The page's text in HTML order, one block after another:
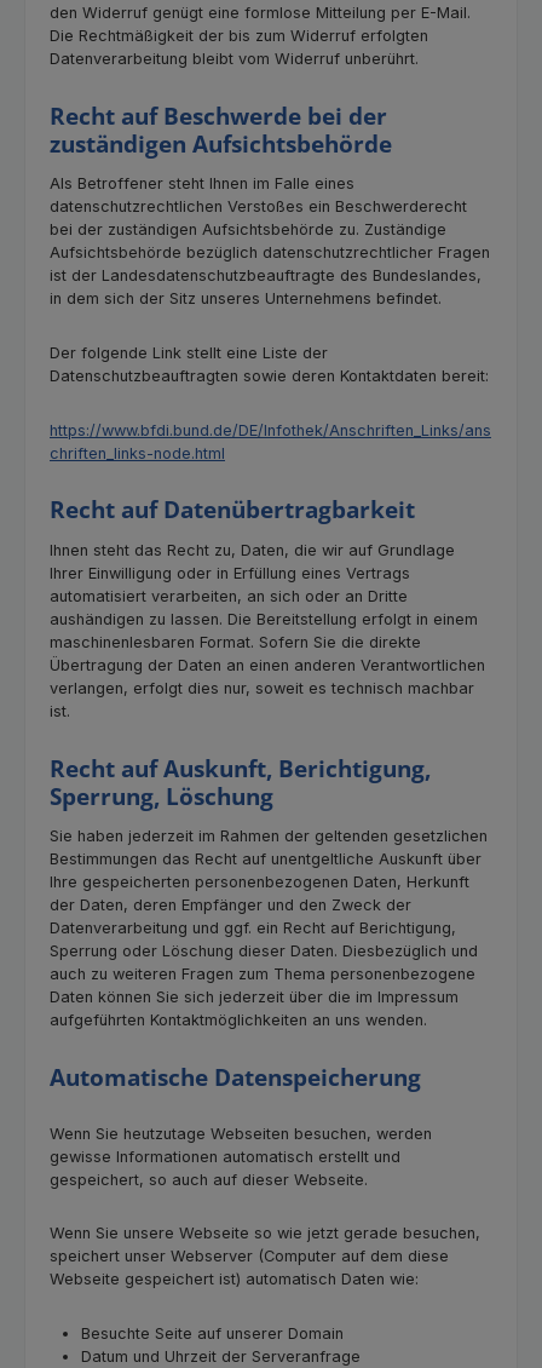
den Widerruf genügt eine formlose Mitteilung per E-Mail.
Die Rechtmäßigkeit der bis zum Widerruf erfolgten
Datenverarbeitung bleibt vom Widerruf unberührt.
Recht auf Beschwerde bei der
zuständigen Aufsichtsbehörde
Als Betroffener steht Ihnen im Falle eines
datenschutzrechtlichen Verstoßes ein Beschwerderecht
bei der zuständigen Aufsichtsbehörde zu. Zuständige
Aufsichtsbehörde bezüglich datenschutzrechtlicher Fragen
ist der Landesdatenschutzbeauftragte des Bundeslandes,
in dem sich der Sitz unseres Unternehmens befindet.
Der folgende Link stellt eine Liste der
Datenschutzbeauftragten sowie deren Kontaktdaten bereit:
https://www.bfdi.bund.de/DE/Infothek/Anschriften_Links/ans
chriften_links-node.html
Recht auf Datenübertragbarkeit
Ihnen steht das Recht zu, Daten, die wir auf Grundlage
Ihrer Einwilligung oder in Erfüllung eines Vertrags
automatisiert verarbeiten, an sich oder an Dritte
aushändigen zu lassen. Die Bereitstellung erfolgt in einem
maschinenlesbaren Format. Sofern Sie die direkte
Übertragung der Daten an einen anderen Verantwortlichen
verlangen, erfolgt dies nur, soweit es technisch machbar
ist.
Recht auf Auskunft, Berichtigung,
Sperrung, Löschung
Sie haben jederzeit im Rahmen der geltenden gesetzlichen
Bestimmungen das Recht auf unentgeltliche Auskunft über
Ihre gespeicherten personenbezogenen Daten, Herkunft
der Daten, deren Empfänger und den Zweck der
Datenverarbeitung und ggf. ein Recht auf Berichtigung,
Sperrung oder Löschung dieser Daten. Diesbezüglich und
auch zu weiteren Fragen zum Thema personenbezogene
Daten können Sie sich jederzeit über die im Impressum
aufgeführten Kontaktmöglichkeiten an uns wenden.
Automatische Datenspeicherung
Wenn Sie heutzutage Webseiten besuchen, werden
gewisse Informationen automatisch erstellt und
gespeichert, so auch auf dieser Webseite.
Wenn Sie unsere Webseite so wie jetzt gerade besuchen,
speichert unser Webserver (Computer auf dem diese
Webseite gespeichert ist) automatisch Daten wie:
Besuchte Seite auf unserer Domain
Datum und Uhrzeit der Serveranfrage